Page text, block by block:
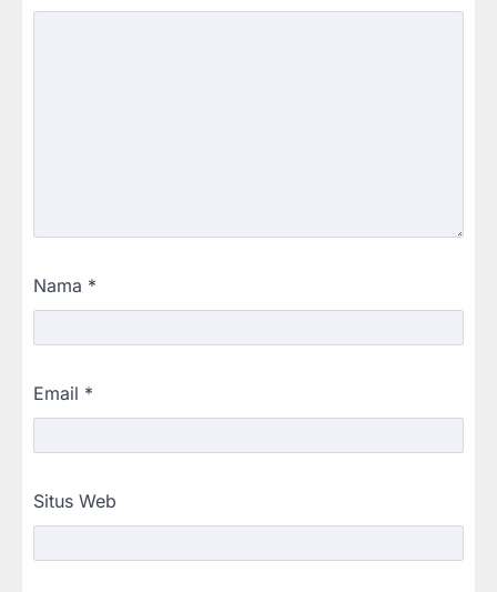
Nama *
Email *
Situs Web